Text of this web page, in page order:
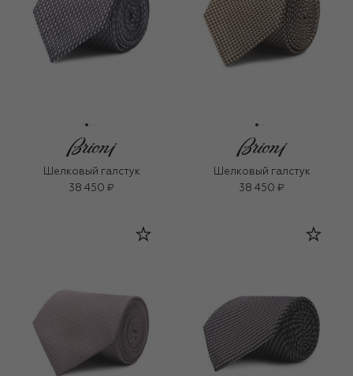
Шелковый галстук
38 450 ₽
Шелковый галстук
38 450 ₽